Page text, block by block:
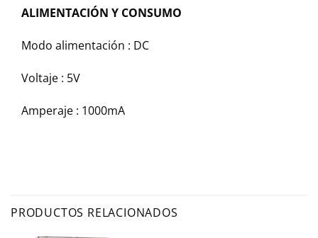
ALIMENTACIÓN Y CONSUMO
Modo alimentación : DC
Voltaje : 5V
Amperaje : 1000mA
PRODUCTOS RELACIONADOS